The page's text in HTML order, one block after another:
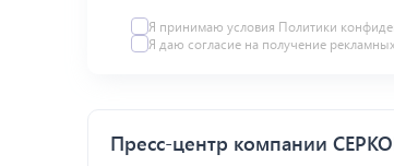
Я принимаю условия Политики
Я даю согласие на получение
Пресс-центр компании